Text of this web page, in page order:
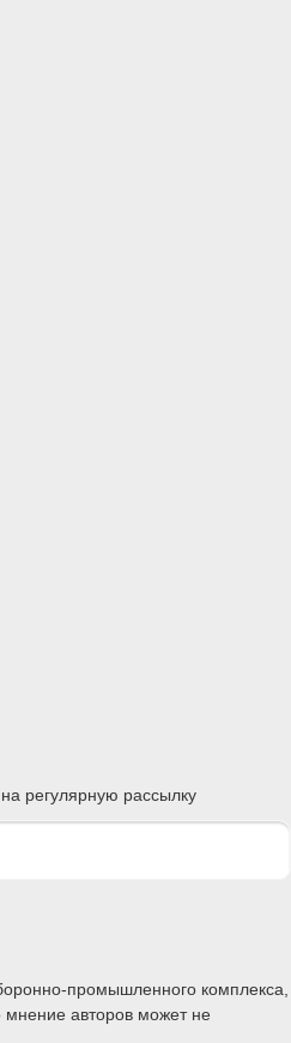
регулярную рассылку
промышленного комплекса,
мнение авторов может не